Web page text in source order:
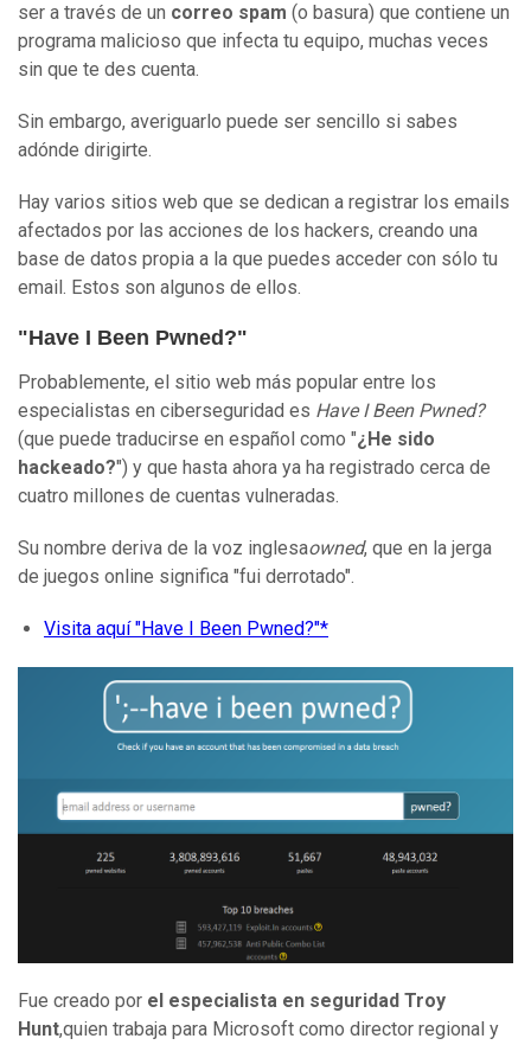
ser a través de un correo spam (o basura) que contiene un
programa malicioso que infecta tu equipo, muchas veces
sin que te des cuenta.
Sin embargo, averiguarlo puede ser sencillo si sabes
adónde dirigirte.
Hay varios sitios web que se dedican a registrar los emails
afectados por las acciones de los hackers, creando una
base de datos propia a la que puedes acceder con sólo tu
email. Estos son algunos de ellos.
"Have I Been Pwned?"
Probablemente, el sitio web más popular entre los
especialistas en ciberseguridad es Have I Been Pwned?
(que puede traducirse en español como "¿He sido
hackeado?") y que hasta ahora ya ha registrado cerca de
cuatro millones de cuentas vulneradas.
Su nombre deriva de la voz inglesaowned, que en la jerga
de juegos online significa "fui derrotado".
Visita aquí "Have I Been Pwned?"*
Fue creado por el especialista en seguridad Troy
Hunt,quien trabaja para Microsoft como director regional y